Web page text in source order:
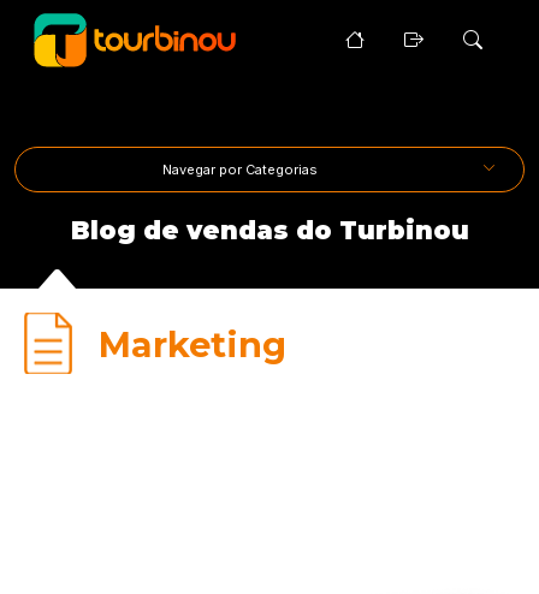
Navegar por Categorias
Blog de vendas do Turbinou
Marketing